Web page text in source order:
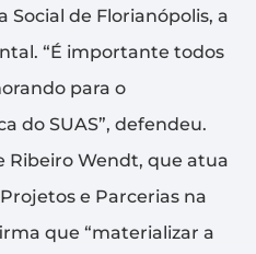
Social de Florianópolis, a
“É importante todos
para o
do SUAS”, defendeu.
Ribeiro Wendt, que atua
e Parcerias na
que “materializar a